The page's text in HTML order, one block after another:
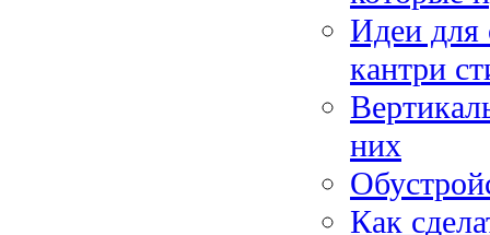
Идеи для
кантри
них
Как